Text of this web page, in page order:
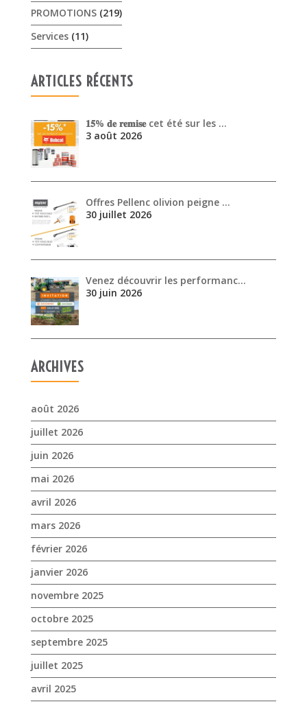
PROMOTIONS(219)
Services(11)
ARTICLES RÉCENTS
𝟏𝟓% 𝐝𝐞 𝐫𝐞𝐦𝐢𝐬𝐞 cet été sur les …
3 août 2026
Offres Pellenc olivion peigne …
30 juillet 2026
Venez découvrir les performanc…
30 juin 2026
ARCHIVES
août 2026
juillet 2026
juin 2026
mai 2026
avril 2026
mars 2026
février 2026
janvier 2026
novembre 2025
octobre 2025
septembre 2025
juillet 2025
avril 2025